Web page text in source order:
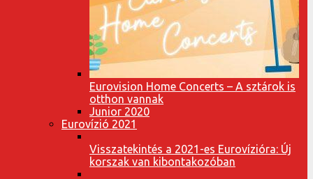
Eurovision Home Concerts – A sztárok is
otthon vannak
Junior 2020
Eurovízió 2021
Visszatekintés a 2021-es Eurovízióra: Új
korszak van kibontakozóban